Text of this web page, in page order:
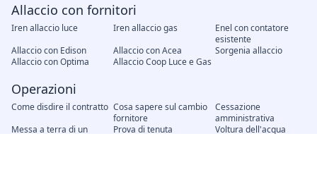
Allaccio con fornitori
Iren allaccio luce Iren allaccio gas
Enel con contatore
esistente
Allaccio con Edison
Allaccio con Acea
Sorgenia allaccio
Allaccio con Optima
Allaccio Coop Luce e Gas
Operazioni
Come disdire il contratto Cosa sapere sul cambio
fornitore
Cessazione
amministrativa
Messa a terra di un
Prova di tenuta
Voltura dell'acqua